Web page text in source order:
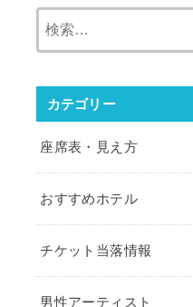
カテゴリー
座席表・見え方
おすすめホテル
チケット当落情報
男性アーティスト